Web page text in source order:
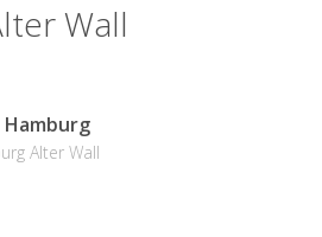
Wall
Alter Wall